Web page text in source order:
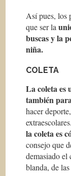
Así pues, los
que ser la
buscas y la
niña.
COLETA
La coleta es
también
hacer
la coleta es
consejo que
demasiado
blanda, de